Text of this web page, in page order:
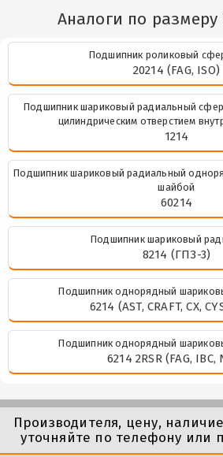
Аналоги по размеру
Подшипник роликовый
20214 (FAG, ISO)
Подшипник шариковый радиальный
цилиндрическим отверстием
1214
Подшипник шариковый радиальный
шайбой
60214
Подшипник шариковый
8214 (ГПЗ-3)
Подшипник однорядный
6214 (AST, CRAFT, CX,
Подшипник однорядный
6214 2RSR (FAG, IBC,
Производителя, цену,
уточняйте по телефону или